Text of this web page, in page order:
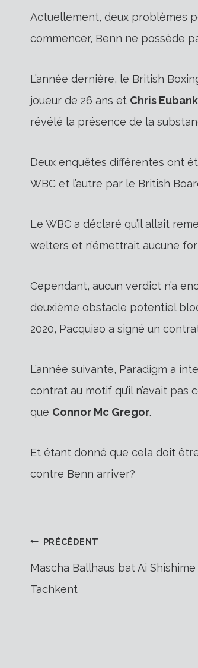
Actuellement, deux problèmes
commencer, Benn ne possède
L’année dernière, le British
joueur de 26 ans et Chris
révélé la présence de la
Deux enquêtes différentes ont
WBC et l’autre par le British
Le WBC a déclaré qu’il allait
welters et n’émettrait aucune
Cependant, aucun verdict n’a
deuxième obstacle potentiel
2020, Pacquiao a signé un
L’année suivante, Paradigm a
contrat au motif qu’il n’avait pas
que Connor Mc Gregor.
Et étant donné que cela doit
contre Benn arriver?
PRÉCÉDENT
Mascha Ballhaus bat Ai
Tachkent